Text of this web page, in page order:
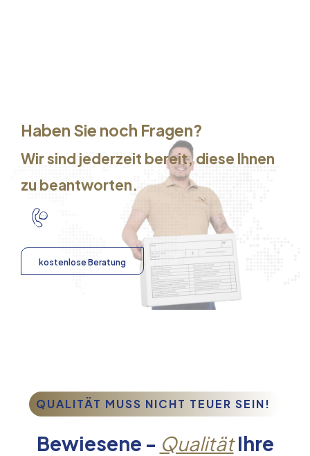
Haben Sie noch Fragen?
Wir sind jederzeit bereit, diese Ihnen
zu beantworten.
kostenlose Beratung
QUALITÄT MUSS NICHT TEUER SEIN!
Bewiesene - QualitätIhre